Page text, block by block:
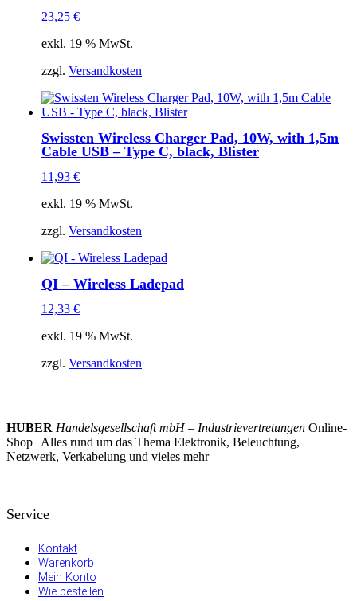
23,25 €
exkl. 19 % MwSt.
zzgl. Versandkosten
Swissten Wireless Charger Pad, 10W, with 1,5m
Cable USB – Type C, black, Blister
11,93 €
exkl. 19 % MwSt.
zzgl. Versandkosten
QI – Wireless Ladepad
12,33 €
exkl. 19 % MwSt.
zzgl. Versandkosten
HUBER Handelsgesellschaft mbH – Industrievertretungen Online-
Shop | Alles rund um das Thema Elektronik, Beleuchtung,
Netzwerk, Verkabelung und vieles mehr
Service
Kontakt
Warenkorb
Mein Konto
Wie bestellen